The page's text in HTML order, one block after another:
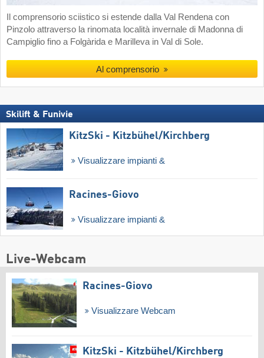
Il comprensorio sciistico si estende dalla Val Rendena con
Pinzolo attraverso la rinomata località invernale di Madonna di
Campiglio fino a Folgàrida e Marilleva in Val di Sole.
Al comprensorio
Skilift & Funivie
KitzSki - Kitzbühel/​Kirchberg
Visualizzare impianti &
Racines-Giovo
Visualizzare impianti &
Live-Webcam
Racines-Giovo
Visualizzare Webcam
KitzSki - Kitzbühel/​Kirchberg